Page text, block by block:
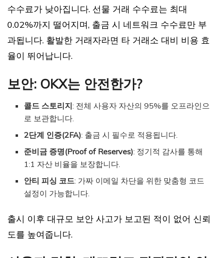
수수료가 낮아집니다. 선물 거래 수수료는 최대
0.02%까지 떨어지며, 출금 시 네트워크 수수료만 부
과됩니다. 활발한 거래자라면 타 거래소 대비 비용 효
율이 뛰어납니다.
보안: OKX는 안전한가?
콜드 스토리지: 전체 사용자 자산의 95%를 오프라인으
로 보관합니다.
2단계 인증(2FA): 출금 시 필수로 적용됩니다.
준비금 증명(Proof of Reserves): 정기적 감사를 통해
1:1 자산 비율을 보장합니다.
안티 피싱 코드: 가짜 이메일 차단을 위한 맞춤형 코드
설정이 가능합니다.
출시 이후 대규모 보안 사고가 보고된 적이 없어 신뢰
도를 높여줍니다.